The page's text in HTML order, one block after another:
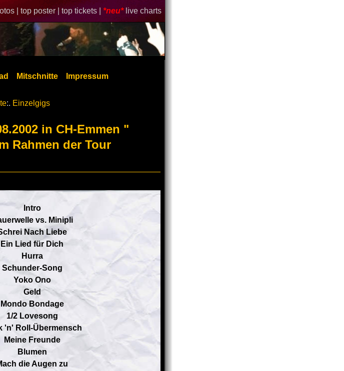
| top poster | top tickets | *neu* live charts
Mitschnitte Impressum
:. Einzelgigs
in CH-Emmen "
Rahmen der Tour
Intro
vs. Minipli
Nach Liebe
Ein Lied für Dich
Hurra
Schunder-Song
Yoko Ono
Geld
Mondo Bondage
1/2 Lovesong
'n' Roll-Übermensch
Meine Freunde
Blumen
die Augen zu